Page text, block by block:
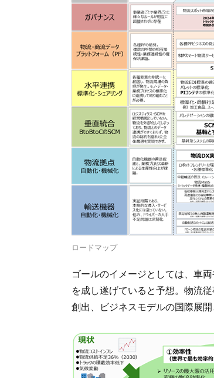
ロードマップ
ゴールのイメージとしては、車
を成し遂げていると予想。物流
創出、ビジネスモデルの国際展